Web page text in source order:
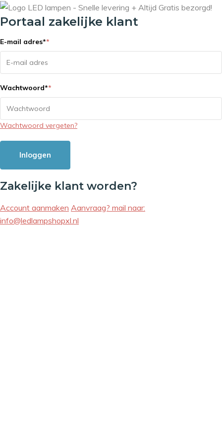
Portaal zakelijke klant
E-mail adres**
Wachtwoord**
Wachtwoord vergeten?
Inloggen
Zakelijke klant worden?
Account aanmaken Aanvraag? mail naar:
info@ledlampshopxl.nl